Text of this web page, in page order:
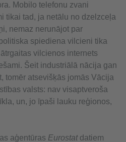
Mobilo telefonu zvani
tikai tad, ja netālu no dzelzceļa
nemaz nerunājot par
spiediena vilcieni tika
vilcienos internets
Šeit industriālā nācija gan
tomēr atsevišķās jomās Vācija
valsts: nav visaptveroša
un, jo īpaši lauku reģionos,
aģentūras Eurostatdatiem